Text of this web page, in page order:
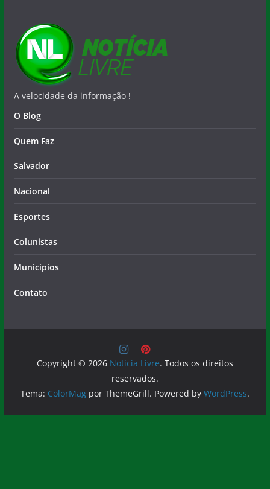
A velocidade da informação !
O Blog
Quem Faz
Salvador
Nacional
Esportes
Colunistas
Municípios
Contato
Copyright © 2026 Notícia Livre. Todos os direitos
reservados.
Tema: ColorMagpor ThemeGrill. Powered by WordPress.